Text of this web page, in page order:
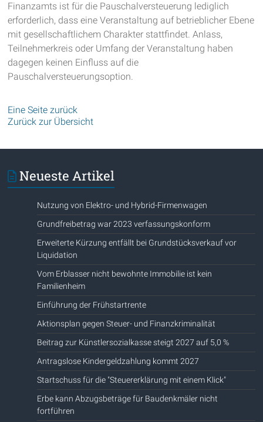
Finanzamts ist für die Pauschalversteuerung lediglich
erforderlich, dass eine Veranstaltung auf betrieblicher Ebene
mit gesellschaftlichem Charakter stattfindet. Anlass,
Teilnehmerkreis oder Umfang der Veranstaltung haben
dagegen keinen Einfluss auf die
Pauschalversteuerungsoption.
Eine Seite zurück
Zurück zur Übersicht
Neueste Artikel
Nutzung von Elektro- und Hybrid-Firmenwagen
Grundfreibetrag war 2023 verfassungskonform
Erweiterte Kürzung entfällt bei Grundstücksverkauf vor
Liquidation
Vom Erblasser nicht bewohnte Immobilie ist kein
Familienheim
Einführung der Frühstartrente
Aktionsplan gegen Steuer- und Finanzkriminalität
Beitrag zur Künstlersozialkasse steigt 2027 auf 5,0 %
Antragslose Kindergeldzahlung kommt 2027
Startschuss für die "Steuererklärung mit einem Klick"
Erbe kann Abzugsbeträge für Baudenkmäler nicht
fortführen